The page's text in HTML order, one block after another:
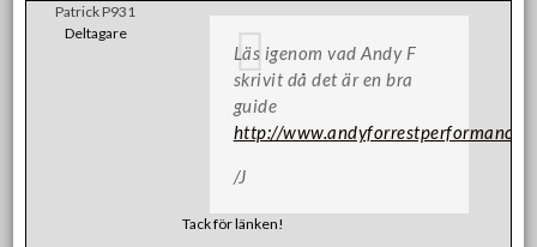
Patrick P931
Deltagare
Läs igenom vad Andy F
skrivit då det är en bra
guide
http://
/J
Tack för länken!